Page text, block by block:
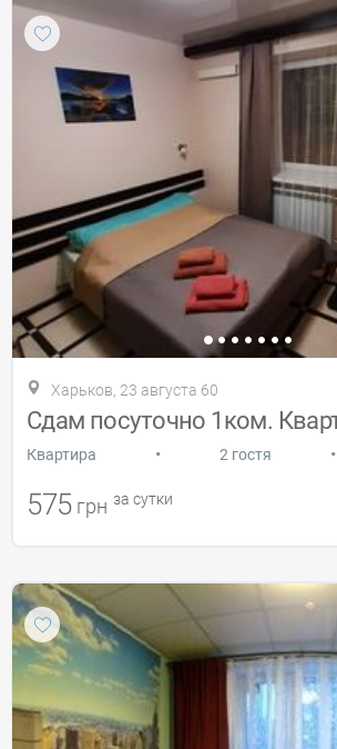
Харьков, 23 августа 60
Квартира • 2 гостя •
575 грн за сутки